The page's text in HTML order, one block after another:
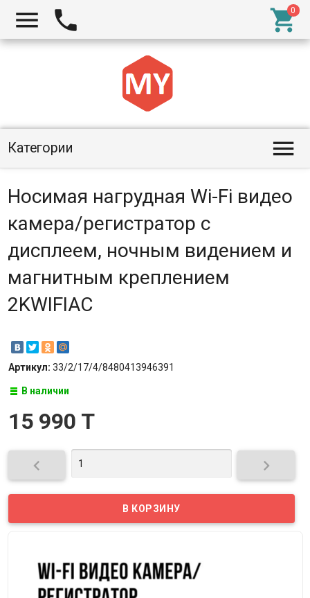
  
Категории 
Носимая нагрудная Wi-Fi видео
камера/регистратор с
дисплеем, ночным видением и
магнитным креплением
2KWIFIAC
Артикул: 33/2/17/4/8480413946391
В наличии
15 990 T
 